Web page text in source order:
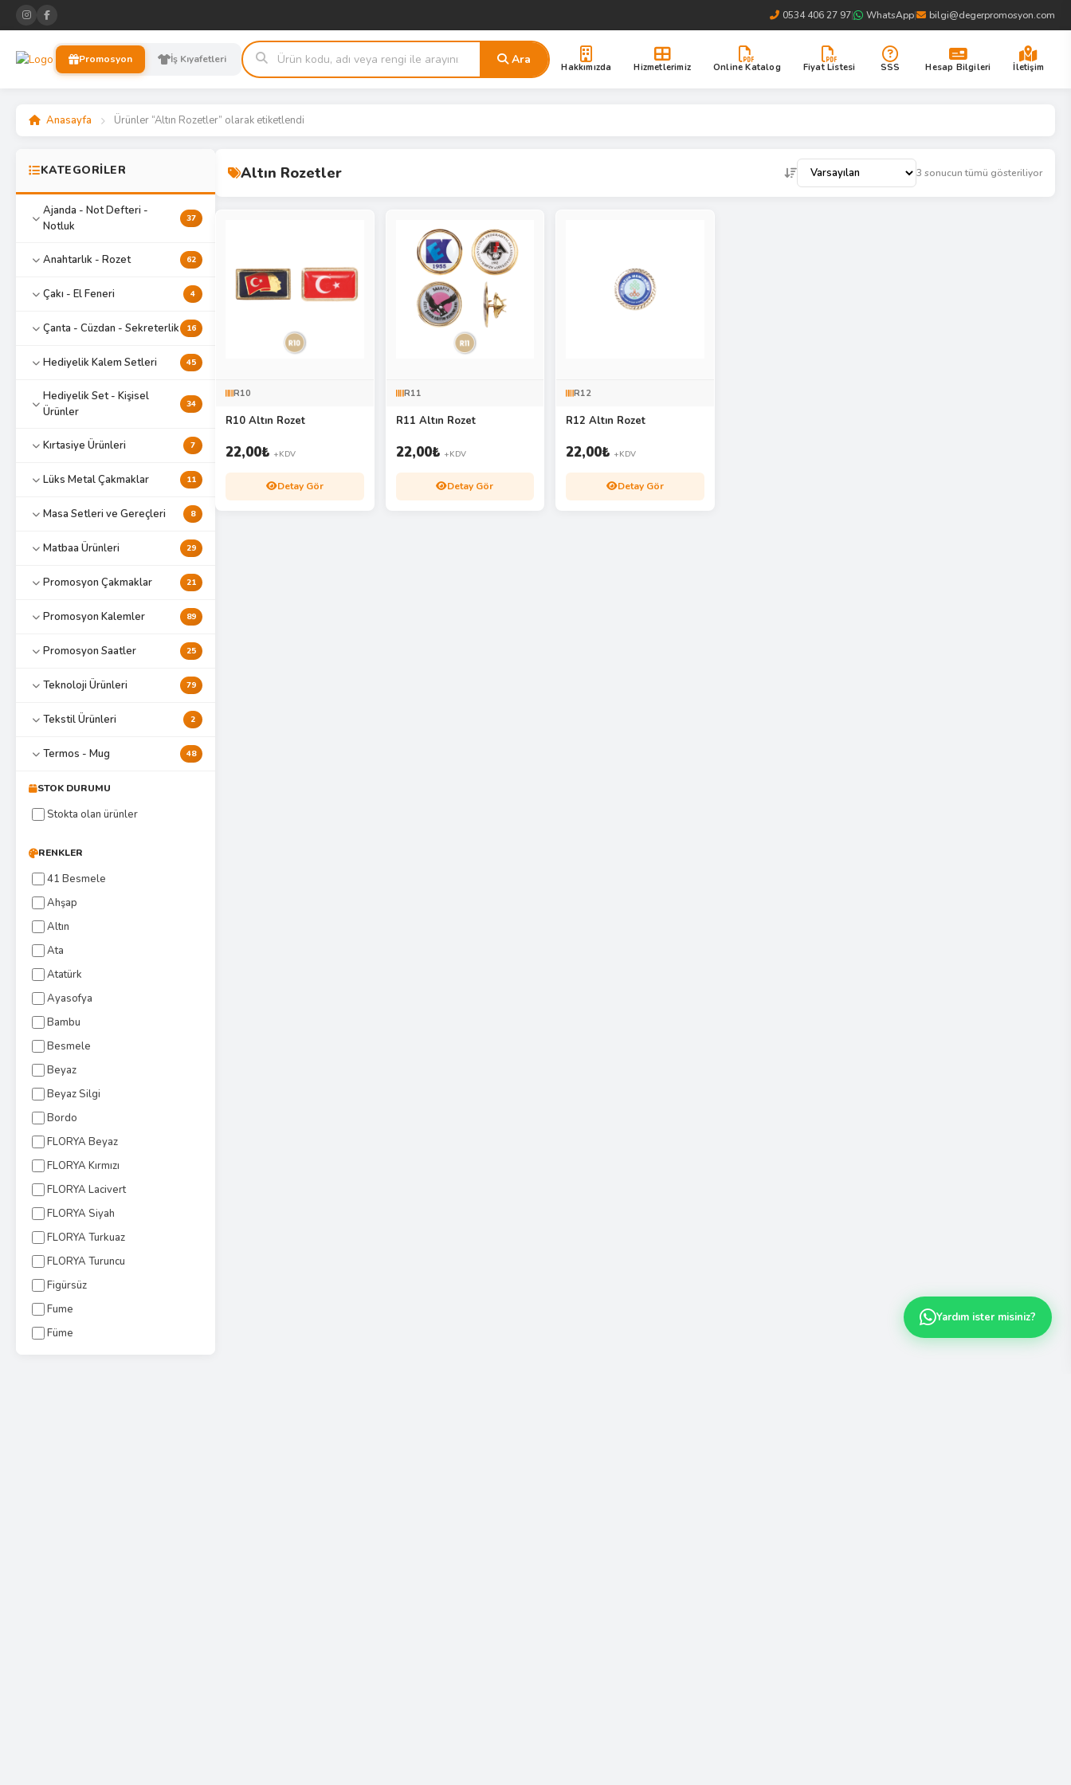
0534 406 27 97| WhatsApp| bilgi@degerpromosyon.com
Promosyon İş Kıyafetleri Ara
Hakkımızda Hizmetlerimiz Online Katalog Fiyat Listesi SSS Hesap Bilgileri İletişim
Anasayfa Ürünler “Altın Rozetler” olarak etiketlendi
KATEGORİLER
Ajanda - Not Defteri -
Notluk
37
Anahtarlık - Rozet 62
Çakı - El Feneri 4
Çanta - Cüzdan - Sekreterlik 16
Hediyelik Kalem Setleri 45
Hediyelik Set - Kişisel
Ürünler
34
Kırtasiye Ürünleri 7
Lüks Metal Çakmaklar 11
Masa Setleri ve Gereçleri 8
Matbaa Ürünleri 29
Promosyon Çakmaklar 21
Promosyon Kalemler 89
Promosyon Saatler 25
Teknoloji Ürünleri 79
Tekstil Ürünleri 2
Termos - Mug 48
STOK DURUMU
Stokta olan ürünler
RENKLER
41 Besmele
Ahşap
Altın
Ata
Atatürk
Ayasofya
Bambu
Besmele
Beyaz
Beyaz Silgi
Bordo
FLORYA Beyaz
FLORYA Kırmızı
FLORYA Lacivert
FLORYA Siyah
FLORYA Turkuaz
FLORYA Turuncu
Figürsüz
Fume
Füme
Altın Rozetler 3 sonucun tümü gösteriliyor
R10
R10 Altın Rozet
22,00₺ +KDV
Detay Gör
R11
R11 Altın Rozet
22,00₺ +KDV
Detay Gör
R12
R12 Altın Rozet
22,00₺ +KDV
Detay Gör
Yardım ister misiniz?